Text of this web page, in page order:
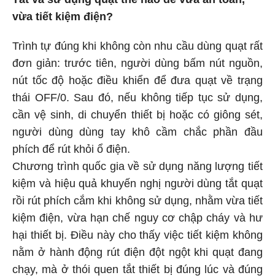
vừa tiết kiệm điện?
Trình tự đúng khi không còn nhu cầu dùng quạt rất
đơn giản: trước tiên, người dùng bấm nút nguồn,
nút tốc độ hoặc điều khiển để đưa quạt về trạng
thái OFF/0. Sau đó, nếu không tiếp tục sử dụng,
cần vệ sinh, di chuyển thiết bị hoặc có giông sét,
người dùng dùng tay khô cầm chắc phần đầu
phích để rút khỏi ổ điện.
Chương trình quốc gia về sử dụng năng lượng tiết
kiệm và hiệu quả khuyến nghị người dùng tắt quạt
rồi rút phích cắm khi không sử dụng, nhằm vừa tiết
kiệm điện, vừa hạn chế nguy cơ chập cháy và hư
hại thiết bị. Điều này cho thấy việc tiết kiệm không
nằm ở hành động rút điện đột ngột khi quạt đang
chạy, mà ở thói quen tắt thiết bị đúng lúc và đúng